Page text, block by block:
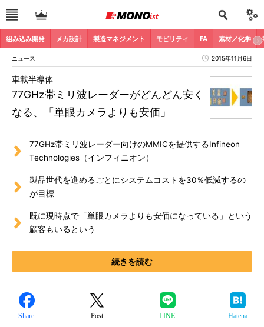
組み込み開発 メカ設計 製造マネジメント モビリティ FA 素材／化学
ニュース 2015年11月6日
77GHz帯ミリ波レーダーがどんどん安く
なる、「単眼カメラよりも安価」
車載半導体
77GHz帯ミリ波レーダー向けのMMICを提供するInfineon
Technologies（インフィニオン）
製品世代を進めるごとにシステムコストを30％低減するの
が目標
既に現時点で「単眼カメラよりも安価になっている」という
顧客もいるという
続きを読む
Share Post LINE Hatena